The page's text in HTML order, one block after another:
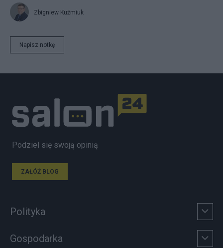
Zbigniew Kuźmiuk
Napisz notkę
Podziel się swoją opinią
ZAŁÓŻ BLOG
Polityka
Gospodarka